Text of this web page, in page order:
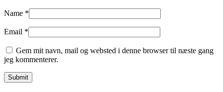
Name *
Email *
Gem mit navn, mail og websted i denne browser til næste gang
jeg kommenterer.